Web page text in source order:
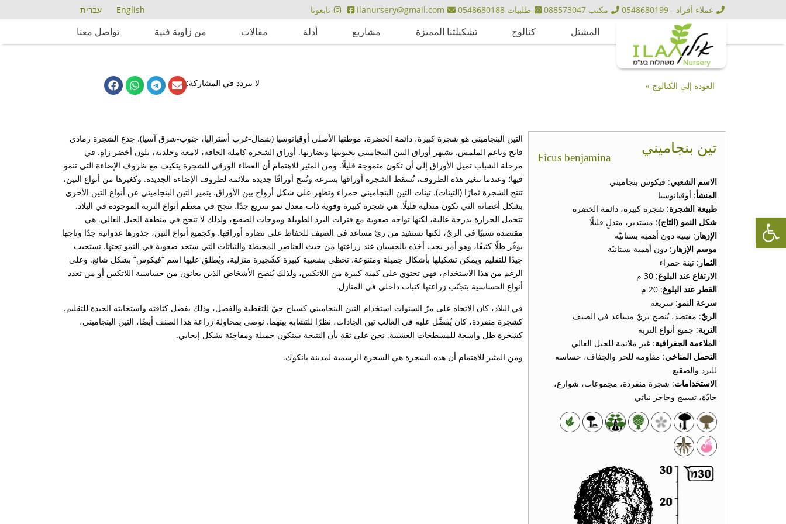
عملاء أفراد - 0548680199 مكتب 088573047 طلبيات 0548680188 ilanursery@gmail.com تابعونا English עברית
المشتل كتالوج تشكيلتنا المميزة مشاريع أدلة مقالات من زاوية فنية تواصل معنا
العودة إلى الكتالوج » لا تتردد في المشاركة:
تين بنجاميني
Ficus benjamina
الاسم الشعبي: فيكوس بنجاميني
المنشأ: أوقيانوسيا
طبيعة الشجرة: شجرة كبيرة، دائمة الخضرة
شكل النمو (التاج): مستدير، متدلٍ قليلًا
الإزهار : تينية دون أهمية بستانيّة
موسم الإزهار : دون أهمية بستانيّة
الثمار : تينة حمراء
الارتفاع عند البلوغ: 30 م
القطر عند البلوغ: 20 م
سرعة النمو: سريعة
الريّ: مقتصد، يُنصح بريّ مساعد في الصيف
التربة: جميع أنواع التربة
الملاءمة الجغرافية: غير ملائمة للجبل العالي
التحمل المناخي: مقاومة للحر والجفاف، حساسة
للبرد والصقيع
الاستخدامات: شجرة منفردة، مجموعات، شوارع،
جادّة، تسييج وحاجز نباتي
التين البنجاميني هو شجرة كبيرة، دائمة الخضرة، موطنها الأصلي أوقيانوسيا (شمال-غرب أستراليا، جنوب-شرق آسيا). جذع الشجرة رمادي
فاتح وناعم الملمس. تشتهر أوراق التين البنجاميني بحيويتها ونضارتها. أوراق الشجرة كاملة الحافة، لامعة وجلدية، بلون أخضر زاهٍ. في
مرحلة الشباب تميل الأوراق إلى أن تكون متموجة قليلًا. ومن المثير للاهتمام أن الغطاء الورقي للشجرة يتكيف مع ظروف الإضاءة التي تنمو
فيها؛ وعندما تتغير هذه الظروف، تُسقط الشجرة أوراقها بسرعة وتُنتج أوراقًا جديدة ملائمة لظروف الإضاءة الجديدة. وكغيرها من أنواع التين،
تنتج الشجرة ثمارًا (التينات). تينات التين البنجاميني حمراء وتظهر على شكل أزواج بين الأوراق. يتميز التين البنجاميني عن أنواع التين الأخرى
بشكل أغصانه التي تكون متدلية قليلًا. هي شجرة كبيرة وقوية ذات معدل نمو سريع جدًا. تنجح في معظم أنواع التربة الموجودة في البلاد.
تتحمل الحرارة بدرجة عالية، لكنها تواجه صعوبة مع فترات البرد الطويلة وموجات الصقيع، ولذلك لا تنجح في منطقة الجبل العالي. هي
مقتصدة نسبيًا في الريّ، لكنها تستفيد من ريّ مساعد في الصيف للحفاظ على نضارة أوراقها. وكجميع أنواع التين، جذورها عدوانية جدًا وتاجها
بوفّر ظلًا كثيفًا، وهو أمر يجب أخذه بالحسبان عند زراعتها من حيث العناصر المحيطة والنباتات التي ستجد صعوبة في النمو تحتها. تستجيب
جيدًا للتقليم ويمكن تشكيلها بأشكال جميلة ومتنوعة. تحظى بشعبية كبيرة كشُجيرة منزلية، ويُطلق عليها اسم “فيكوس” بشكل شائع. وعلى
الرغم من هذا الاستخدام، فهي تحتوي على كمية كبيرة من اللاتكس، ولذلك يُنصح الأشخاص الذين يعانون من حساسية اللاتكس أو من تعدد
أنواع الحساسية بتجنّب زراعتها كنبات داخلي في المنازل.
في البلاد، كان الاتجاه على مرّ السنوات استخدام التين البنجاميني كسياج حيّ للتغطية والفصل، وذلك بفضل كثافته واستجابته الجيدة للتقليم.
كشجرة منفردة، كان يُفضَّل عليه في الغالب تين الجادات، نظرًا للتشابه بينهما. نوصي بمحاولة زراعة هذا الصنف أيضًا، التين البنجاميني،
كشجرة ظل واسعة للمسطحات العشبية. نحن على ثقة بأن النتيجة ستكون جميلة ومفاجِئة بشكل إيجابي.
ومن المثير للاهتمام أن هذه الشجرة هي الشجرة الرسمية لمدينة بانكوك.
Open toolbar